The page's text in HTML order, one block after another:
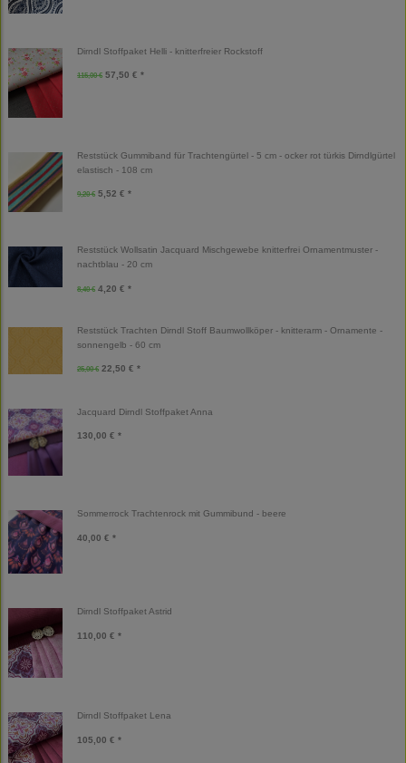
Dirndl Stoffpaket Helli - knitterfreier Rockstoff
115,00 € 57,50 € *
Reststück Gummiband für Trachtengürtel - 5 cm - ocker rot türkis Dirndlgürtel
elastisch - 108 cm
9,20 € 5,52 € *
Reststück Wollsatin Jacquard Mischgewebe knitterfrei Ornamentmuster -
nachtblau - 20 cm
8,40 € 4,20 € *
Reststück Trachten Dirndl Stoff Baumwollköper - knitterarm - Ornamente -
sonnengelb - 60 cm
25,00 € 22,50 € *
Jacquard Dirndl Stoffpaket Anna
130,00 € *
Sommerrock Trachtenrock mit Gummibund - beere
40,00 € *
Dirndl Stoffpaket Astrid
110,00 € *
Dirndl Stoffpaket Lena
105,00 € *